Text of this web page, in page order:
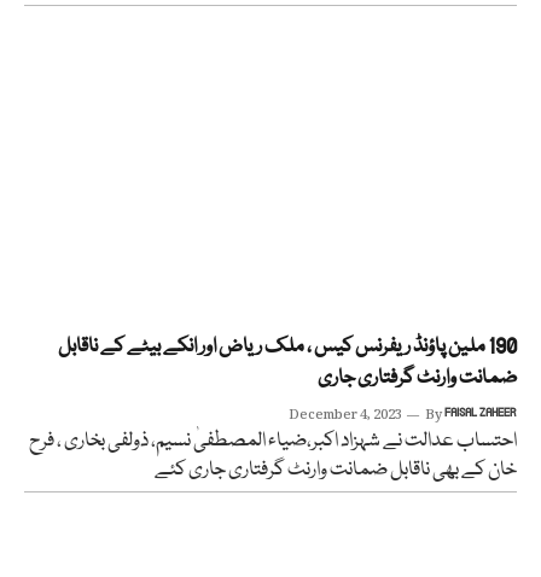
190 ملین پاؤنڈ ریفرنس کیس ، ملک ریاض اور انکے بیٹے کے ناقابل
ضمانت وارنٹ گرفتاری جاری
December 4, 2023 ByFAISAL ZAHEER
احتساب عدالت نے شہزاد اکبر،ضیاء المصطفیٰ نسیم، ذولفی بخاری ، فرح
خان کے بھی ناقابل ضمانت وارنٹ گرفتاری جاری کئے